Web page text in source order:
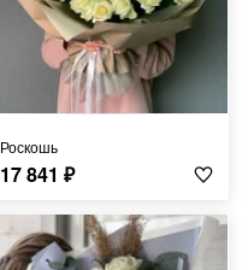
Роскошь
17 841 ₽